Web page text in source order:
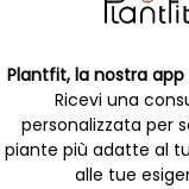
Plantfit, la nostra
Ricevi una
personalizzata per
piante più adatte al
alle tue